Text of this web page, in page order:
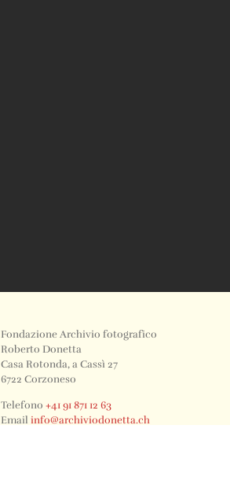
Fondazione Archivio fotografico
Roberto Donetta
Casa Rotonda, a Cassì 27
6722 Corzoneso
Telefono+41 91 871 12 63
Emailinfo@archiviodonetta.ch